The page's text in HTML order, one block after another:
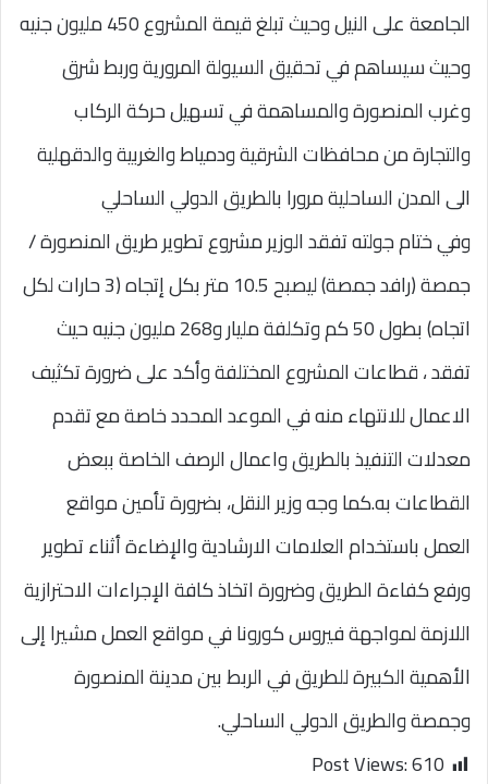
الجامعة على النيل وحيث تبلغ قيمة المشروع 450 مليون جنيه
وحيث سيساهم في تحقيق السيولة المرورية وربط شرق
وغرب المنصورة والمساهمة في تسهيل حركة الركاب
والتجارة من محافظات الشرقية ودمياط والغربية والدقهلية
الى المدن الساحلية مرورا بالطريق الدولي الساحلي
وفي ختام جولته تفقد الوزير مشروع تطوير طريق المنصورة /
جمصة (رافد جمصة) ليصبح 10.5 متر بكل إتجاه (3 حارات لكل
اتجاه) بطول 50 كم وتكلفة مليار و268 مليون جنيه حيث
تفقد ، قطاعات المشروع المختلفة وأكد على ضرورة تكثيف
الاعمال للانتهاء منه في الموعد المحدد خاصة مع تقدم
معدلات التنفيذ بالطريق واعمال الرصف الخاصة ببعض
القطاعات به.كما وجه وزير النقل، بضرورة تأمين مواقع
العمل باستخدام العلامات الارشادية والإضاءة أثناء تطوير
ورفع كفاءة الطريق وضرورة اتخاذ كافة الإجراءات الاحترازية
اللازمة لمواجهة فيروس كورونا في مواقع العمل مشيرا إلى
الأهمية الكبيرة للطريق في الربط بين مدينة المنصورة
وجمصة والطريق الدولي الساحلي.
Post Views:610